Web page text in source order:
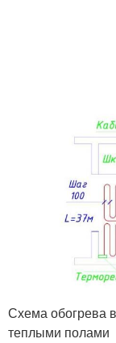
Схема обогрева
теплыми полами